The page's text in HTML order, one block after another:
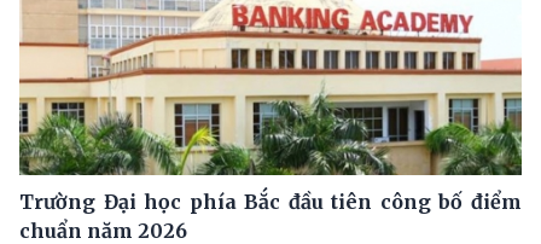
Trường Đại học phía Bắc đầu tiên công bố điểm
chuẩn năm 2026